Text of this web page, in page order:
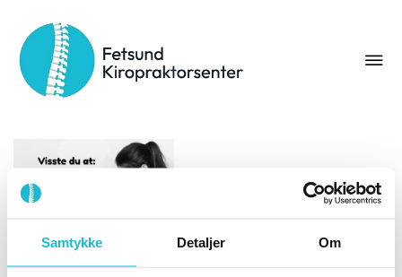
Samtykke Detaljer Om
Stikkord:skallebank